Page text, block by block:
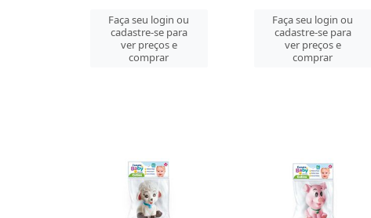
Faça seu login ou
cadastre-se para
ver preços e
comprar
Faça seu login ou
cadastre-se para
ver preços e
comprar